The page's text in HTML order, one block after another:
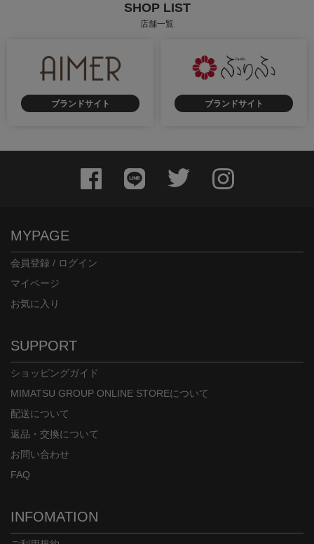
SHOP LIST
店舗一覧
ブランドサイト ブランドサイト
MYPAGE
会員登録 / ログイン
マイページ
お気に入り
SUPPORT
ショッピングガイド
MIMATSU GROUP ONLINE STOREについて
配送について
返品・交換について
お問い合わせ
FAQ
INFOMATION